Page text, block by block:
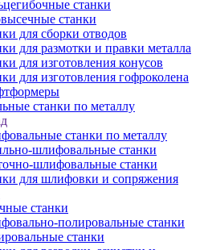
станки
станки
для сборки отводов
для размотки и правки металла
для изготовления конусов
для изготовления гофроколена
станки по металлу
станки по металлу
шлифовальные станки
шлифовальные станки
для шлифовки и сопряжения
станки
полировальные станки
станки